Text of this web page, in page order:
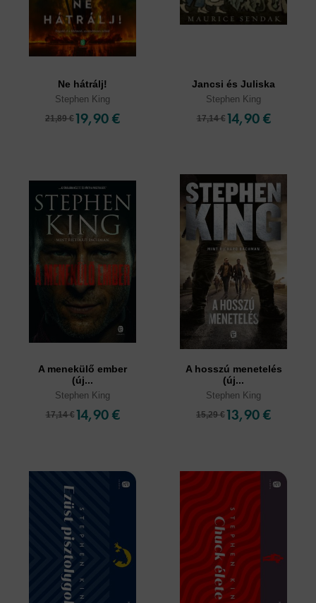
Ne hátrálj!
Stephen King
21,89 €19,90 €
Jancsi és Juliska
Stephen King
17,14 € 14,90 €
A menekülő ember
(új...
Stephen King
17,14 € 14,90 €
A hosszú menetelés
(új...
Stephen King
15,29 €13,90 €